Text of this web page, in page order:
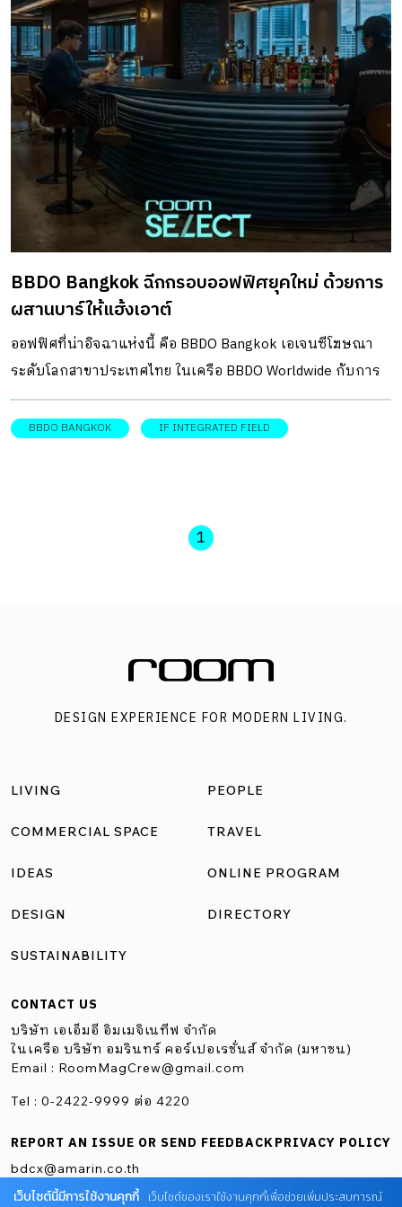
BBDO Bangkok ฉีกกรอบออฟฟิศยุคใหม่ ด้วยการ
ผสานบาร์ให้แฮ้งเอาต์
ออฟฟิศที่น่าอิจฉาแห่งนี้ คือ BBDO Bangkok เอเจนซีโฆษณา
ระดับโลกสาขาประเทศไทย ในเครือ BBDO Worldwide กับการ
ฉีกกรอบออฟฟิศยุคใหม่ ด้วยการผสานบาร์ให้แฮ้งเอาต์ เล่า
ความคิดสร้างสรรค์ จุดประกายสู่งานครีเอทีฟสุดว้าว
ทำงานให้ฉีกกรอกออฟฟิศแบบทั่วไป โดยผสานพื้นที่ทำงานและ
ดังการันตีรางวัลระดับโลกมามากมาย ที่ทาง IF Integrated
พื้นที่ทำงานที่ขยายไปถึงการสร้างวัฒนธรรมองค์กรผ่านงาน
ถูกปรับให้เปิดกว้าง เชื่อมต่อถึงกันมากขึ้น และเอื้อให้เกิดการ
ประติมากรรมบาร์หัวใจของพื้นที่ “Meet the Bar” เป็นวลีที่
ริเริ่มโดย คุณสมเกียรติ ลาภธนัญชัยวงศ์ CEO ของ BBDO […]
BBDO BANGKOK IF INTEGRATED FIELD
1
DESIGN EXPERIENCE FOR MODERN LIVING.
LIVING
COMMERCIAL SPACE
IDEAS
DESIGN
SUSTAINABILITY
PEOPLE
TRAVEL
ONLINE PROGRAM
DIRECTORY
CONTACT US
บริษัท เอเอ็มอี อิมเมจิเนทีฟ จำกัด
ในเครือ บริษัท อมรินทร์ คอร์เปอเรชั่นส์ จำกัด (มหาชน)
Email : RoomMagCrew@gmail.com
Tel : 0-2422-9999 ต่อ 4220
REPORT AN ISSUE OR SEND FEEDBACK
bdcx@amarin.co.th
PRIVACY POLICY
เว็บไซต์นี้มีการใช้งานคุกกี้ เว็บไซต์ของเราใช้งานคุกกี้เพื่อช่วยเพิ่มประสบการณ์